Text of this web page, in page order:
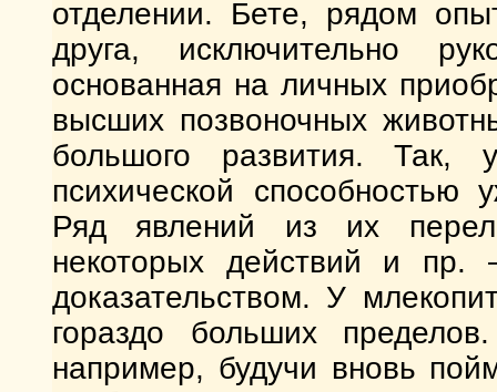
отделении. Бете, рядом
друга, исключительно
основанная на личных
высших позвоночных
большого развития.
психической
Ряд явлений из их
некоторых действий и
доказательством. У
гораздо больших
например, будучи вновь